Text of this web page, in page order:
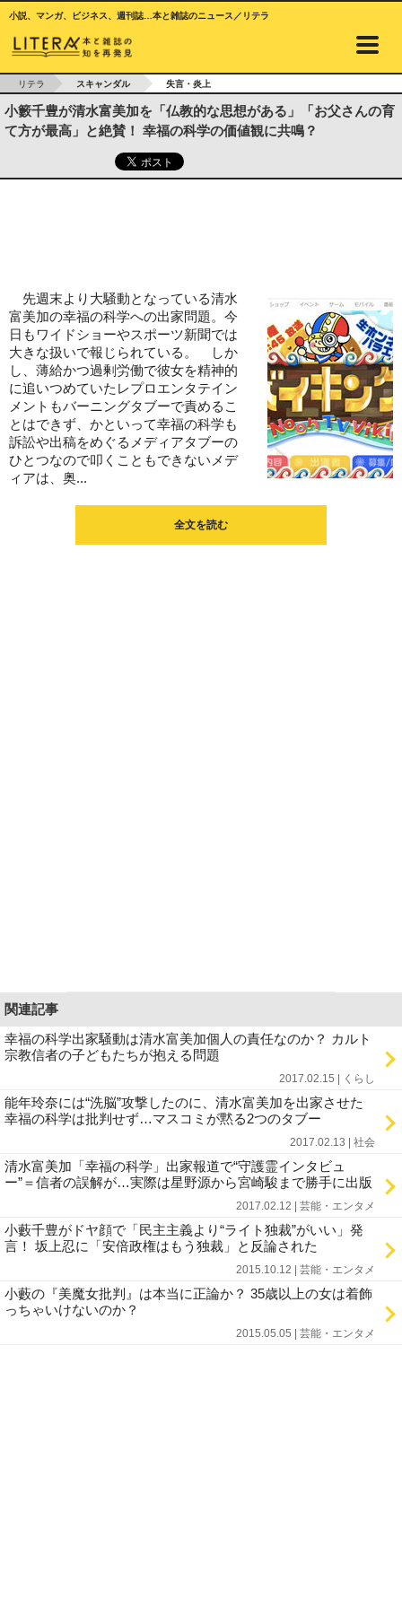
小説、マンガ、ビジネス、週刊誌…本と雑誌のニュース／リテラ
リテラ スキャンダル 失言・炎上
小籔千豊が清水富美加を「仏教的な思想がある」「お父さんの育
て方が最高」と絶賛！ 幸福の科学の価値観に共鳴？
先週末より大騒動となっている清水
富美加の幸福の科学への出家問題。今
日もワイドショーやスポーツ新聞では
大きな扱いで報じられている。 しか
し、薄給かつ過剰労働で彼女を精神的
に追いつめていたレプロエンタテイン
メントもバーニングタブーで責めるこ
とはできず、かといって幸福の科学も
訴訟や出稿をめぐるメディアタブーの
ひとつなので叩くこともできないメデ
ィアは、奥...
全文を読む
関連記事
幸福の科学出家騒動は清水富美加個人の責任なのか？ カルト
宗教信者の子どもたちが抱える問題
2017.02.15 | くらし
能年玲奈には“洗脳”攻撃したのに、清水富美加を出家させた
幸福の科学は批判せず…マスコミが黙る2つのタブー
2017.02.13 | 社会
清水富美加「幸福の科学」出家報道で“守護霊インタビュ
ー”＝信者の誤解が…実際は星野源から宮崎駿まで勝手に出版
2017.02.12 | 芸能・エンタメ
小藪千豊がドヤ顔で「民主主義より“ライト独裁”がいい」発
言！ 坂上忍に「安倍政権はもう独裁」と反論された
2015.10.12 | 芸能・エンタメ
小藪の『美魔女批判』は本当に正論か？ 35歳以上の女は着飾
っちゃいけないのか？
2015.05.05 | 芸能・エンタメ